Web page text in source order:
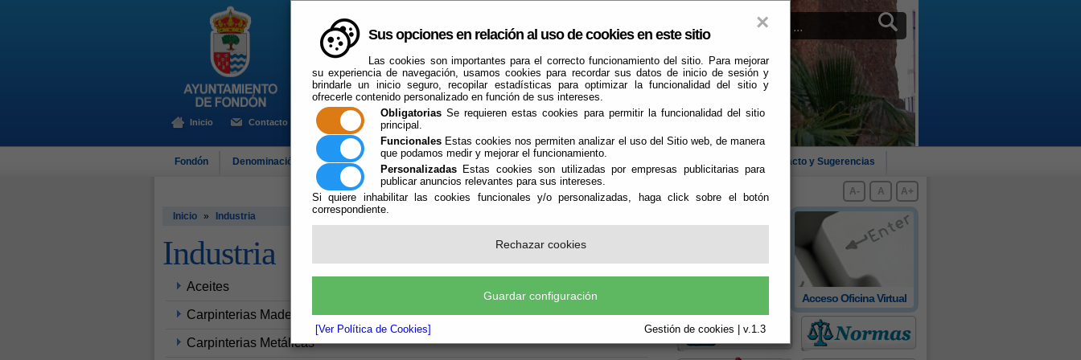
×
Sus opciones en relación al uso de cookies en este sitio
Las cookies son importantes para el correcto funcionamiento del sitio. Para mejorar
su experiencia de navegación, usamos cookies para recordar sus datos de inicio de sesión y
brindarle un inicio seguro, recopilar estadísticas para optimizar la funcionalidad del sitio y
ofrecerle contenido personalizado en función de sus intereses.
Obligatorias Se requieren estas cookies para permitir la funcionalidad del sitio
principal.
Funcionales Estas cookies nos permiten analizar el uso del Sitio web, de manera
que podamos medir y mejorar el funcionamiento.
Personalizadas Estas cookies son utilizadas por empresas publicitarias para
publicar anuncios relevantes para sus intereses.
Si quiere inhabilitar las cookies funcionales y/o personalizadas, haga click sobre el botón
correspondiente.
Rechazar cookies
Guardar configuración
[Ver Política de Cookies] Gestión de cookies | v.1.3
Inicio Contacto
Fondón Denominación de Origen El Ayuntamiento Turismo Contacto y Sugerencias
A+
A
A-
Acceso Oficina Virtual
Inicio » Industria
Industria
Aceites
Carpinterias Madera
Carpinterias Metálicas